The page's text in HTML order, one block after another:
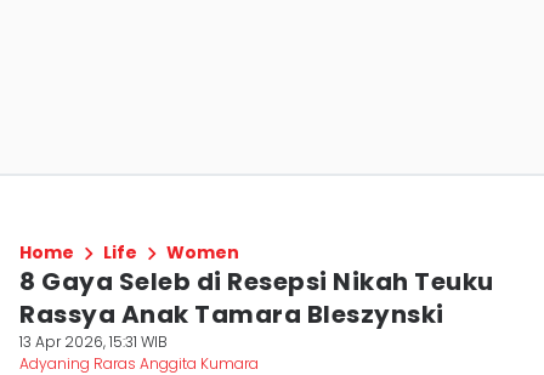
Home Life Women
8 Gaya Seleb di Resepsi Nikah Teuku
Rassya Anak Tamara Bleszynski
13 Apr 2026, 15:31 WIB
Adyaning Raras Anggita Kumara